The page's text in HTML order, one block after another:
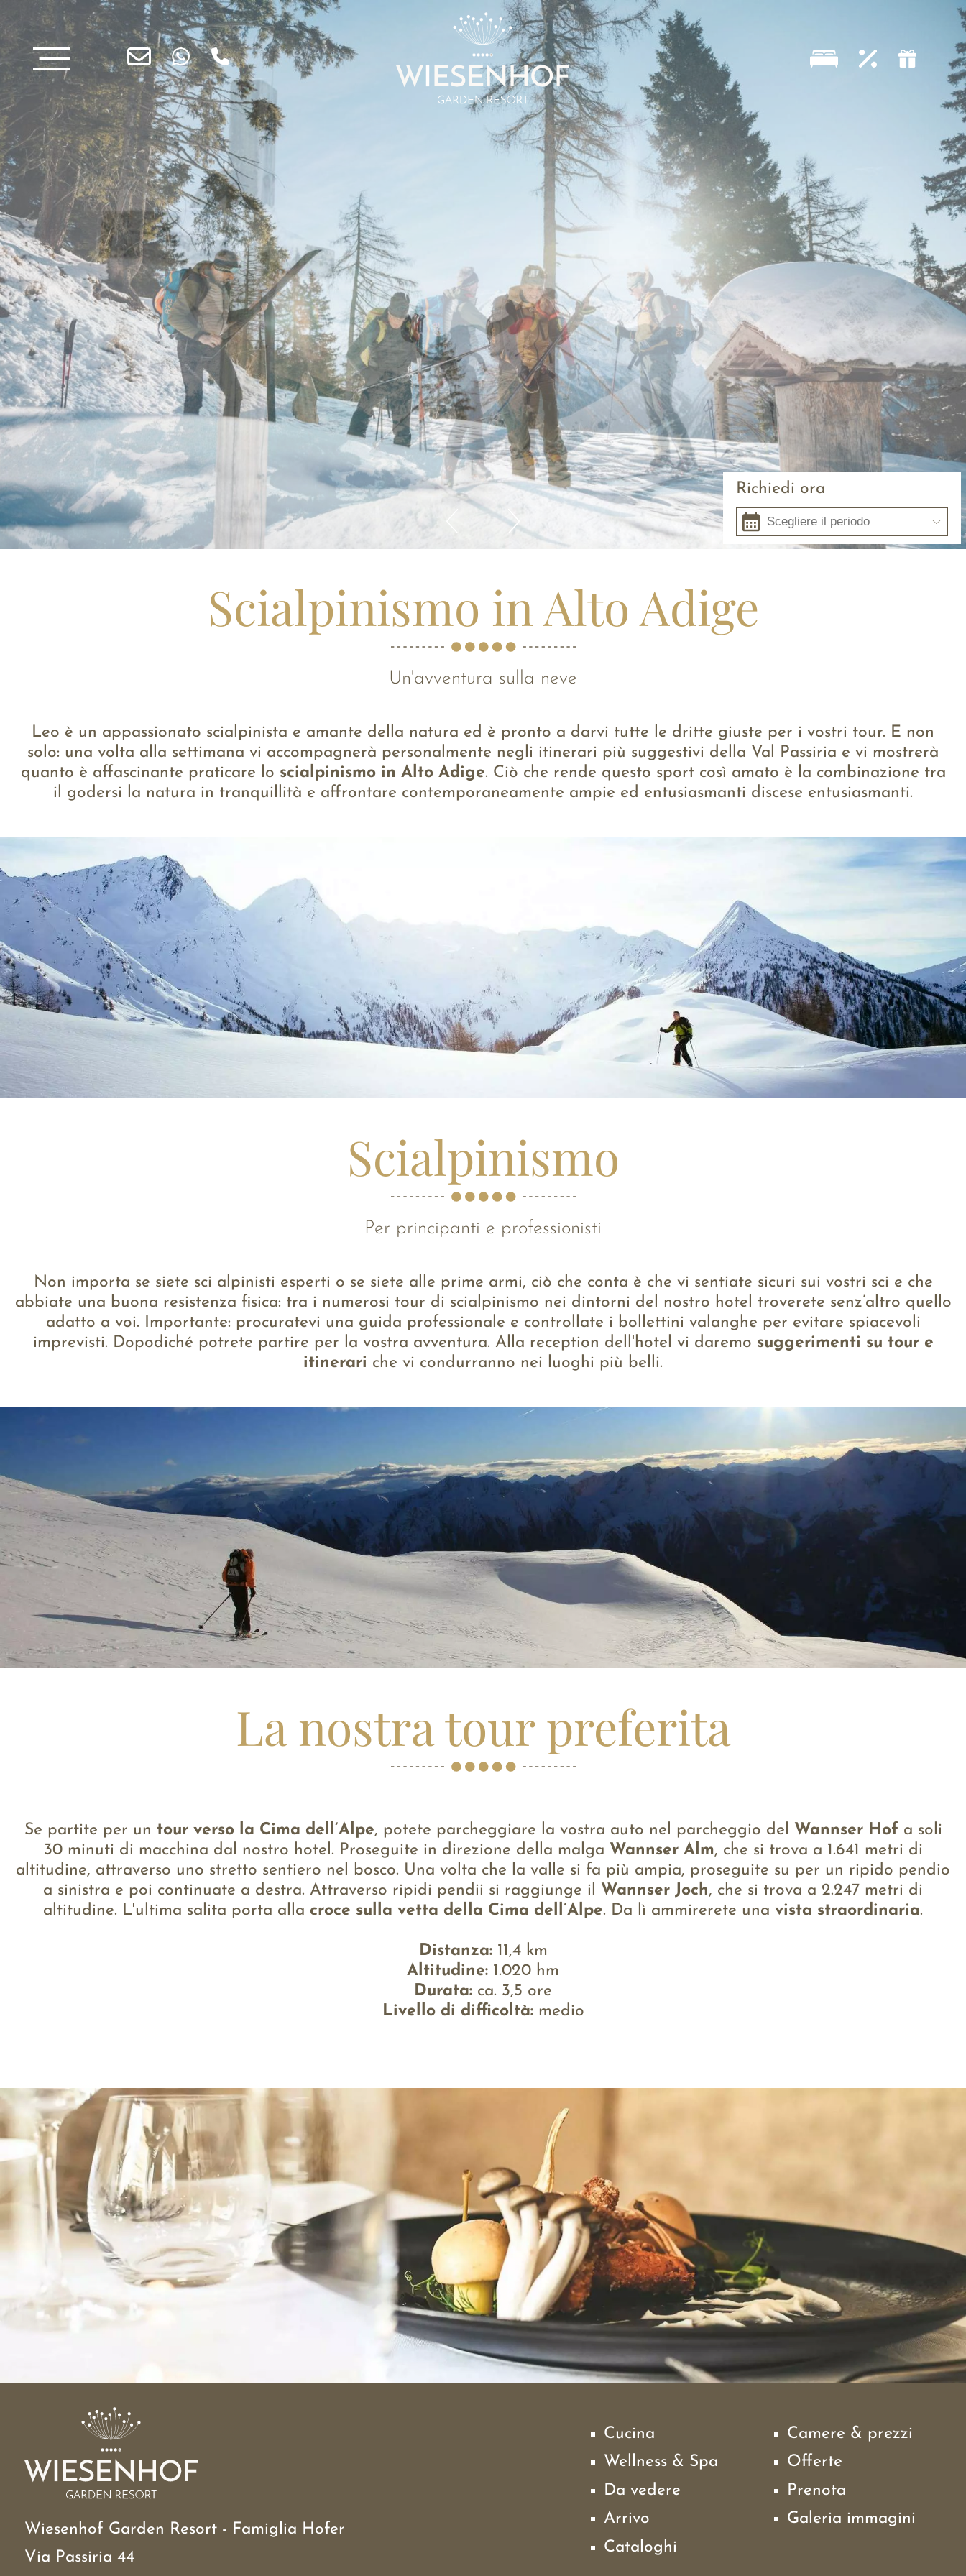
Richiedi ora
Scialpinismo in Alto Adige
Un'avventura sulla neve
Leo è un appassionato scialpinista e amante della natura ed è pronto a darvi tutte le dritte giuste per i vostri tour. E non
solo: una volta alla settimana vi accompagnerà personalmente negli itinerari più suggestivi della Val Passiria e vi mostrerà
quanto è affascinante praticare lo scialpinismo in Alto Adige. Ciò che rende questo sport così amato è la combinazione tra
il godersi la natura in tranquillità e affrontare contemporaneamente ampie ed entusiasmanti discese entusiasmanti.
Scialpinismo
Per principanti e professionisti
Non importa se siete sci alpinisti esperti o se siete alle prime armi, ciò che conta è che vi sentiate sicuri sui vostri sci e che
abbiate una buona resistenza fisica: tra i numerosi tour di scialpinismo nei dintorni del nostro hotel troverete senz’altro quello
adatto a voi. Importante: procuratevi una guida professionale e controllate i bollettini valanghe per evitare spiacevoli
imprevisti. Dopodiché potrete partire per la vostra avventura. Alla reception dell'hotel vi daremo suggerimenti su tour e
itinerari che vi condurranno nei luoghi più belli.
La nostra tour preferita
Se partite per un tour verso la Cima dell’Alpe, potete parcheggiare la vostra auto nel parcheggio del Wannser Hof a soli
30 minuti di macchina dal nostro hotel. Proseguite in direzione della malga Wannser Alm, che si trova a 1.641 metri di
altitudine, attraverso uno stretto sentiero nel bosco. Una volta che la valle si fa più ampia, proseguite su per un ripido pendio
a sinistra e poi continuate a destra. Attraverso ripidi pendii si raggiunge il Wannser Joch, che si trova a 2.247 metri di
altitudine. L'ultima salita porta alla croce sulla vetta della Cima dell’Alpe. Da lì ammirerete una vista straordinaria.
Distanza:11,4 km
Altitudine: 1.020 hm
Durata: ca. 3,5 ore
Livello di difficoltà:medio
Wiesenhof Garden Resort - Famiglia Hofer
Via Passiria 44
Cucina
Wellness & Spa
Da vedere
Arrivo
Cataloghi
Camere & prezzi
Offerte
Prenota
Galeria immagini